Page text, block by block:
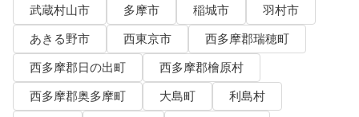
武蔵村山市
多摩市 稲城市
羽村市
あきる野市
西東京市
西多摩郡瑞穂町
西多摩郡日の出町
西多摩郡檜原村
西多摩郡奥多摩町
大島町
利島村